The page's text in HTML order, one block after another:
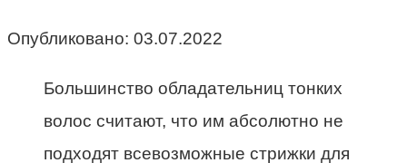
Опубликовано: 03.07.2022
Большинство обладательниц тонких
волос считают, что им абсолютно не
подходят всевозможные стрижки для